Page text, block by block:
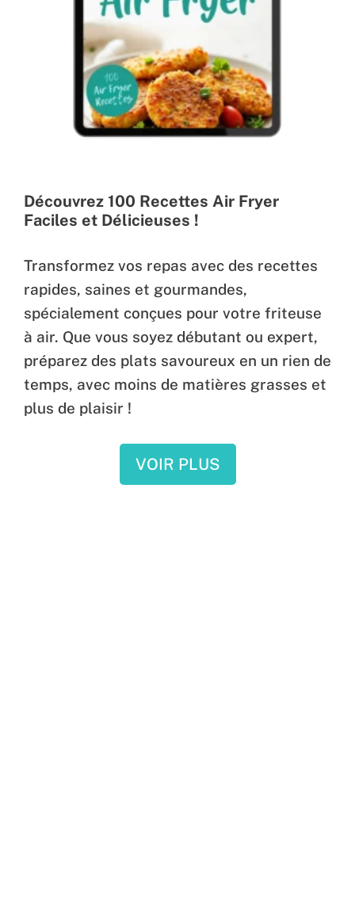
Découvrez 100 Recettes Air Fryer
Faciles et Délicieuses !
Transformez vos repas avec des recettes
rapides, saines et gourmandes,
spécialement conçues pour votre friteuse
à air. Que vous soyez débutant ou expert,
préparez des plats savoureux en un rien de
temps, avec moins de matières grasses et
plus de plaisir !
VOIR PLUS